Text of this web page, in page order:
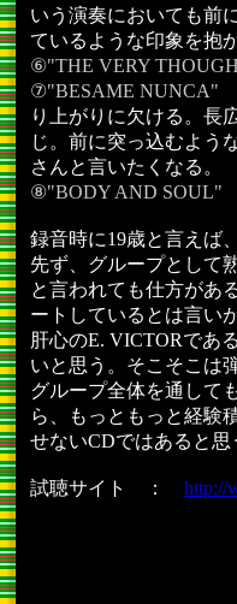
いう演奏においても前
ているような印象を抱
⑥"THE VERY
⑦"BESAME NUNCA"
り上がりに欠ける。長
じ。前に突っ込むよう
さんと言いたくなる。
⑧"BODY AND SOUL"
録音時に19歳と言えば
先ず、グループとして
と言われても仕方があ
ートしているとは言い
肝心のE. VICTORであ
いと思う。そこそこは
グループ全体を通して
ら、もっともっと経験
せないCDではある
試聴サイト ： http://